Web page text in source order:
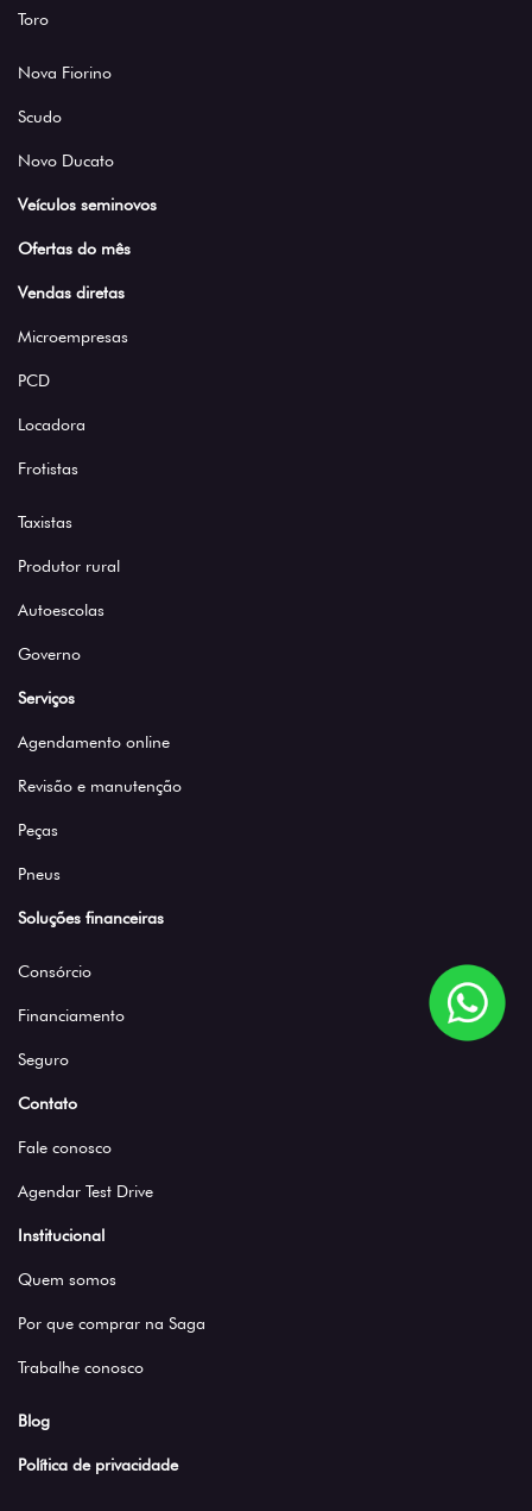
Toro
Nova Fiorino
Scudo
Novo Ducato
Veículos seminovos
Ofertas do mês
Vendas diretas
Microempresas
PCD
Locadora
Frotistas
Taxistas
Produtor rural
Autoescolas
Governo
Serviços
Agendamento online
Revisão e manutenção
Peças
Pneus
Soluções financeiras
Consórcio
Financiamento
Seguro
Contato
Fale conosco
Agendar Test Drive
Institucional
Quem somos
Por que comprar na Saga
Trabalhe conosco
Blog
Política de privacidade